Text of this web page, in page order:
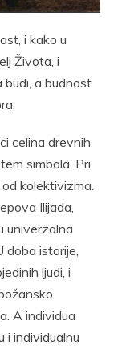
i kako u
Života, i
budi, a budnost
celina drevnih
simbola. Pri
kolektivizma.
Ilijada,
univerzalna
doba istorije,
ljudi, i
A individua
i individualnu